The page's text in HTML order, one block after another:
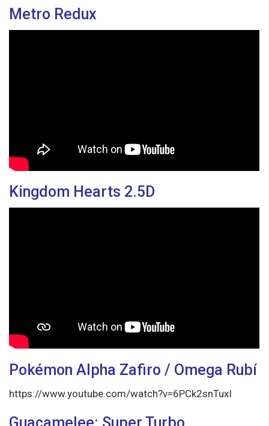
Metro Redux
Kingdom Hearts 2.5D
Pokémon Alpha Zafiro / Omega Rubí
https://www.youtube.com/watch?v=6PCk2snTuxI